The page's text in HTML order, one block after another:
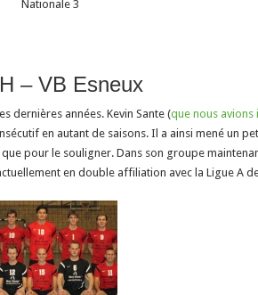
Nationale 3
– VB Esneux
dernières années. Kevin Sante (que nous avions
en autant de saisons. Il a ainsi mené un
pour le souligner. Dans son groupe
en double affiliation avec la Ligue A